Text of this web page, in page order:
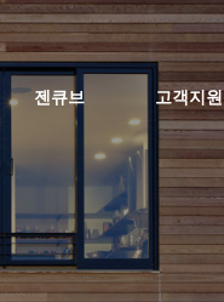
젠큐브 고객지원